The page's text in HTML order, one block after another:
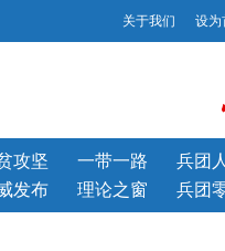
关于我们 设为
攻坚
发布
一带一路
兵团
理论之窗
兵团